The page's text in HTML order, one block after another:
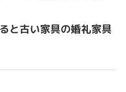
と古い家具の婚礼家具